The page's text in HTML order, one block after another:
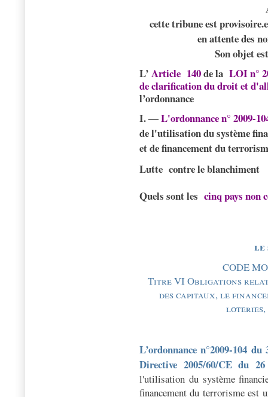
cette tribune est
en attente des
Son objet
L’ Article 140de la LOI n°
de clarification du droit et
l’ordonnance
I. ―L'ordonnance n° 2009-
de l'utilisation du système
et de financement du
Lutte contre le blanchiment
Quels sont les cinq pays non
le
CODE
Titre VI Obligations
des capitaux, le
loteries,
L’ordonnance n°2009-104
Directive 2005/60/CE du
l'utilisation du système
financement du terrorisme est